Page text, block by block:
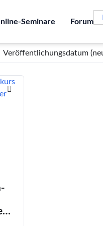
Seminare Forum